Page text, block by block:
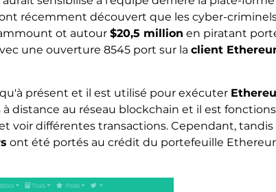
récemment découvert que les cyber-
ot autour $20,5 million en piratant
une ouverture 8545 port sur la client
présent et il est utilisé pour exécuter
au réseau blockchain et il est
voir différentes transactions. Cependant, tandis
ont été portés au crédit du portefeuille